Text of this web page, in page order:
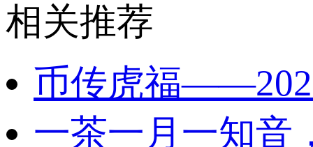
相关推荐
币传虎福
一茶一月一知音